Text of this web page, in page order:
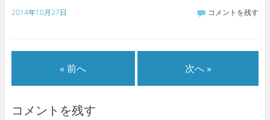
2014年10月27日 コメントを残す
« 前へ 次へ »
コメントを残す